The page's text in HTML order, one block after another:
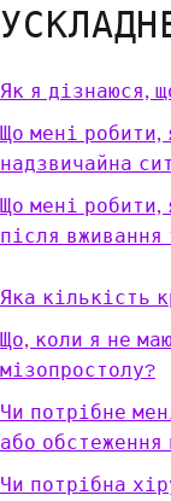
Як я дізнаюся,
Що мені робити,
надзвичайна
Що мені робити,
після вживання
Яка кількість
Що, коли я не
мізопростолу?
Чи потрібне
або обстеження
Чи потрібна